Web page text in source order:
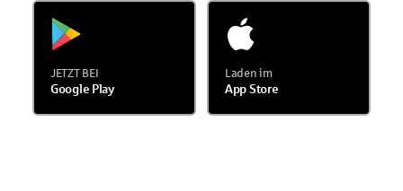
JETZT BEI
Google Play
Laden im
App Store